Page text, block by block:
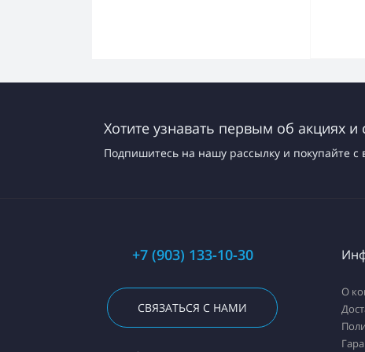
Хотите узнавать первым об акциях и
Подпишитесь на нашу рассылку и покупайте с
+7 (903) 133-10-30
СВЯЗАТЬСЯ С НАМИ
О